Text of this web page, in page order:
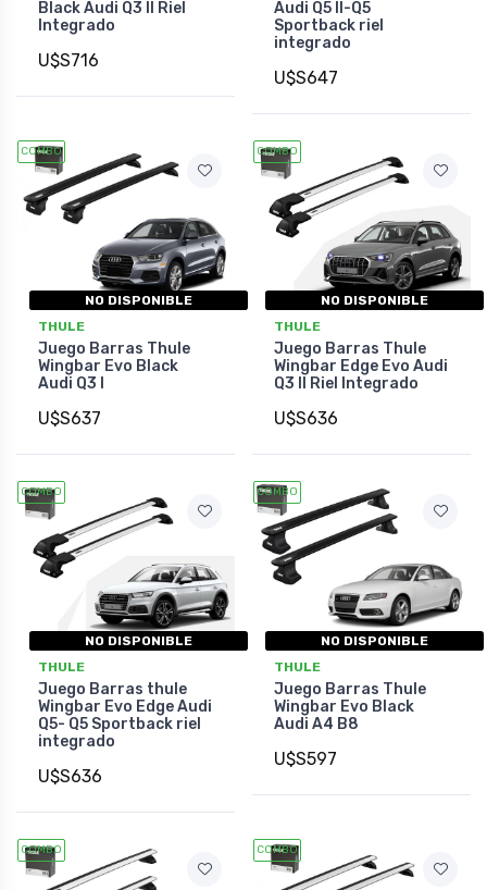
Black Audi Q3 II Riel
Integrado
U$S716
Audi Q5 II-Q5
Sportback riel
integrado
U$S647
COMBO
NO DISPONIBLE
THULE
Juego Barras Thule
Wingbar Evo Black
Audi Q3 I
U$S637
COMBO
NO DISPONIBLE
THULE
Juego Barras Thule
Wingbar Edge Evo Audi
Q3 II Riel Integrado
U$S636
COMBO
NO DISPONIBLE
THULE
Juego Barras thule
Wingbar Evo Edge Audi
Q5- Q5 Sportback riel
integrado
U$S636
COMBO
NO DISPONIBLE
THULE
Juego Barras Thule
Wingbar Evo Black
Audi A4 B8
U$S597
COMBO COMBO